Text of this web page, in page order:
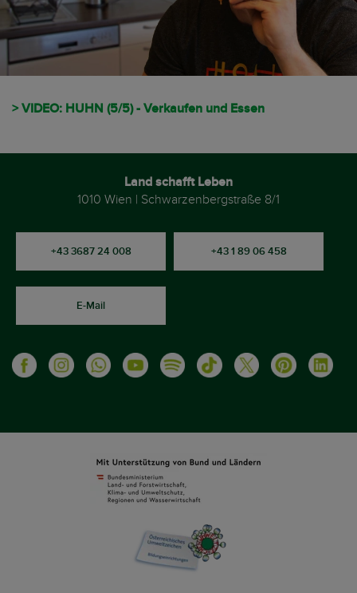
> VIDEO: HUHN (5/5) - Verkaufen und Essen
Land schafft Leben
1010 Wien | Schwarzenbergstraße 8/1
+43 3687 24 008 +43 1 89 06 458
E-Mail